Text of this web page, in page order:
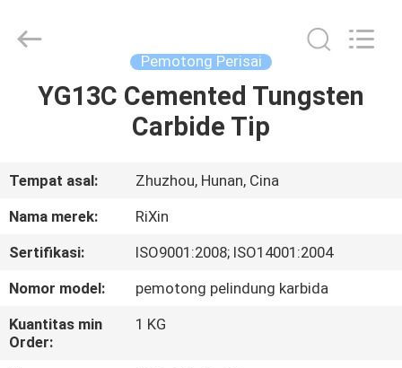
RUMAH
TENTANG
KITA
WISATA
PABRIK
Carbide
Reserved.
Pemotong Perisai
YG13C Cemented Tungsten
Carbide Tip
Tempat asal:
Zhuzhou, Hunan, Cina
Nama merek:
RiXin
Sertifikasi:
ISO9001:2008; ISO14001:2004
Nomor model:
pemotong pelindung karbida
Kuantitas min
Order:
1 KG